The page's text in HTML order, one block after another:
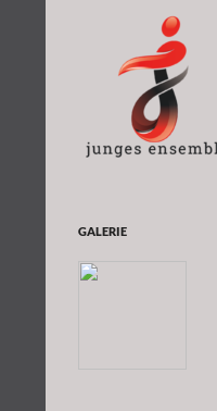
GALERIE